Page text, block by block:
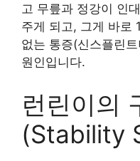
고 무릎과 정강이 인
주게 되고, 그게 바로
없는 통증(신스플린
원인입니다.
런린이의
(Stability